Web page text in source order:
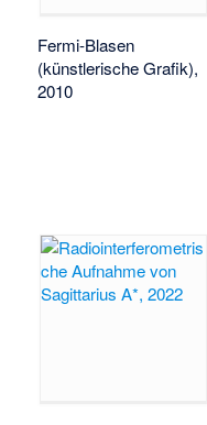
Fermi-Blasen
(künstlerische Grafik),
2010